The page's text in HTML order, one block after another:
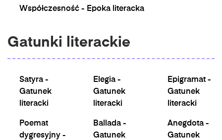
Współczesność - Epoka literacka
Gatunki literackie
Satyra -
Gatunek
literacki
Poemat
dygresyjny -
Elegia -
Gatunek
literacki
Ballada -
Gatunek
Epigramat -
Gatunek
literacki
Anegdota -
Gatunek